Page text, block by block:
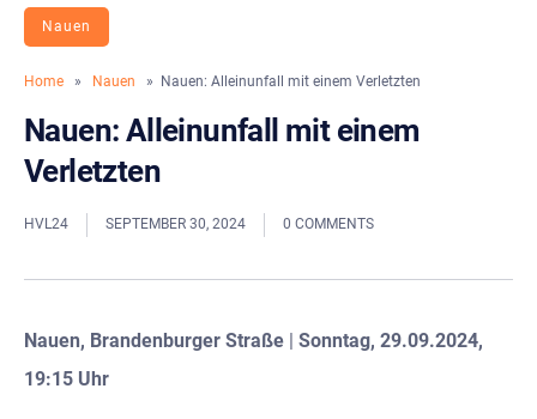
Nauen
Home » Nauen » Nauen: Alleinunfall mit einem Verletzten
Nauen: Alleinunfall mit einem
Verletzten
HVL24 SEPTEMBER 30, 2024 0 COMMENTS
Nauen, Brandenburger Straße | Sonntag, 29.09.2024,
19:15 Uhr